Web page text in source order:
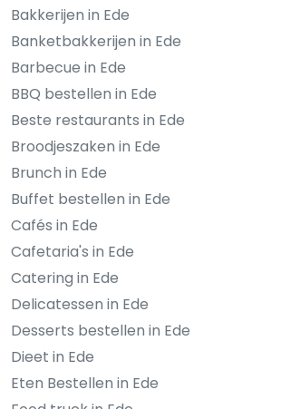
Bakkerijen in Ede
Banketbakkerijen in Ede
Barbecue in Ede
BBQ bestellen in Ede
Beste restaurants in Ede
Broodjeszaken in Ede
Brunch in Ede
Buffet bestellen in Ede
Cafés in Ede
Cafetaria's in Ede
Catering in Ede
Delicatessen in Ede
Desserts bestellen in Ede
Dieet in Ede
Eten Bestellen in Ede